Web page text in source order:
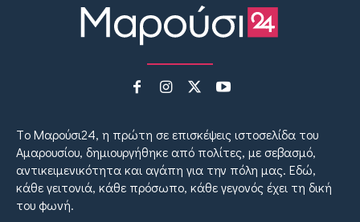
Tο Μαρούσι24, η πρώτη σε επισκέψεις ιστοσελίδα του
Αμαρουσίου, δημιουργήθηκε από πολίτες, με σεβασμό,
αντικειμενικότητα και αγάπη για την πόλη μας. Εδώ,
κάθε γειτονιά, κάθε πρόσωπο, κάθε γεγονός έχει τη δική
του φωνή.